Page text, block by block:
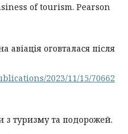
of tourism. Pearson
авіація оговталася після
2023/11/15/70662
з туризму та подорожей.